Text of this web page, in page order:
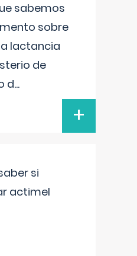
sabemos
sobre
lactancia
de
d...
+
si
actimel